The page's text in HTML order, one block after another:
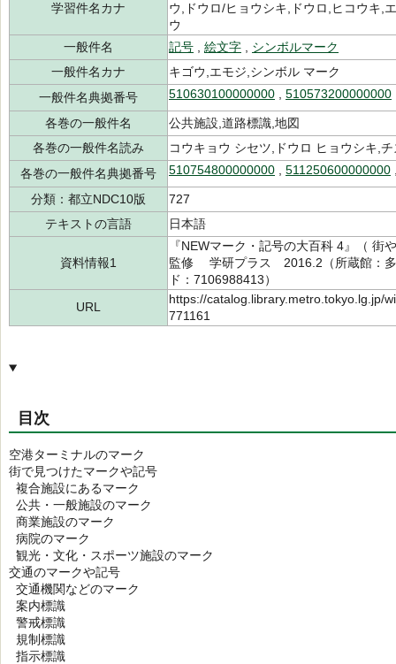
学習件名カナ
ウ,ドウロ/ヒョウシキ,ドウロ,ヒコウキ,
ウ
一般件名
記号 絵文字
シンボルマーク
一般件名カナ
キゴウ,エモジ,シンボル マーク
一般件名典拠番号
510630100000000 510573200000000
各巻の一般件名
公共施設,道路標識,地図
各巻の一般件名読み
コウキョウ シセツ,ドウロ ヒョウシキ,チ
各巻の一般件名典拠番号
510754800000000 511250600000000
分類：都立NDC10版
727
テキストの言語
日本語
資料情報1
『NEWマーク・記号の大百科 4』（
監修 学研プラス 2016.2（所蔵館：
ド：7106988413）
URL
https://catalog.library.metro.tokyo.lg.jp/
771161
目次
空港ターミナルのマーク
街で見つけたマークや記号
複合施設にあるマーク
公共・一般施設のマーク
商業施設のマーク
病院のマーク
観光・文化・スポーツ施設のマーク
交通のマークや記号
交通機関などのマーク
案内標識
警戒標識
規制標識
指示標識